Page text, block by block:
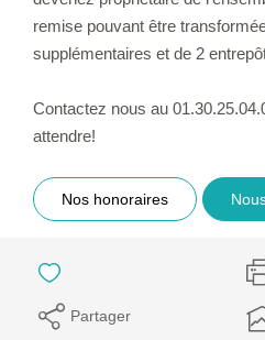
remise pouvant être
supplémentaires et de 2
Contactez nous au
attendre!
Nos honoraires
Partager